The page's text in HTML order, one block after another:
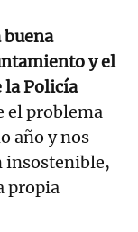
buena
y el
la Policía
el problema
año y nos
insostenible,
propia